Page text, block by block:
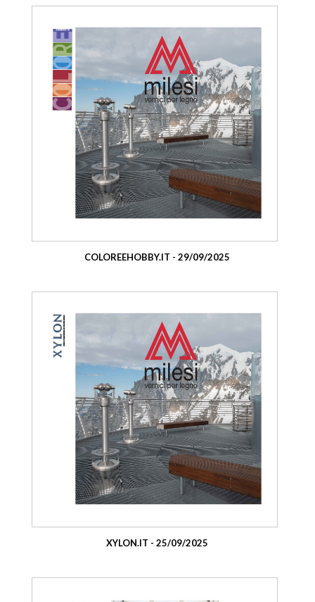
COLOREEHOBBY.IT - 29/09/2025
XYLON.IT - 25/09/2025